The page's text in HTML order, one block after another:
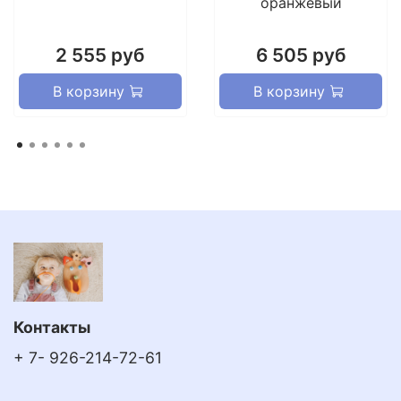
2 555 руб
В корзину
6 505 руб
В корзину
Контакты
+ 7- 926-214-72-61